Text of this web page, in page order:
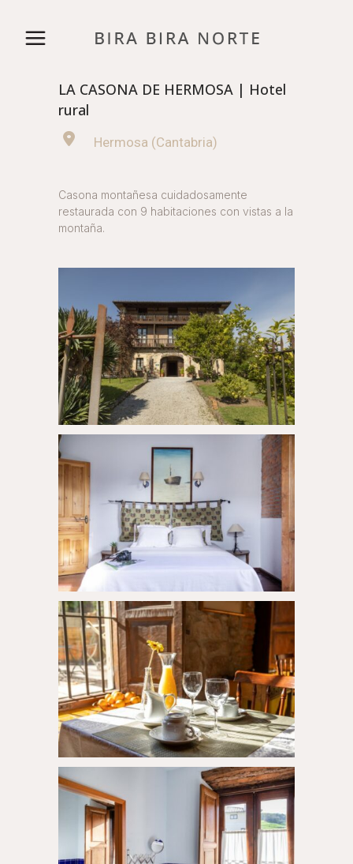
LA CASONA DE HERMOSA | Hotel
rural
Hermosa (Cantabria)
Casona montañesa cuidadosamente
restaurada con 9 habitaciones con vistas a la
montaña.